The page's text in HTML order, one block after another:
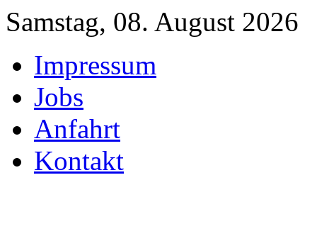
Samstag, 08. August 2026
Impressum
Jobs
Anfahrt
Kontakt